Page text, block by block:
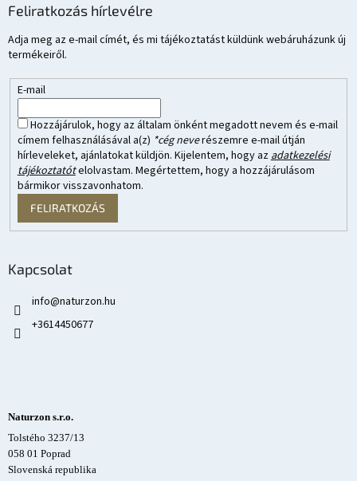
Feliratkozás hírlevélre
Adja meg az e-mail címét, és mi tájékoztatást küldünk webáruházunk új
termékeiről.
E-mail
Hozzájárulok, hogy az általam önként megadott nevem és e-mail
címem felhasználásával a(z) *cég neverészemre e-mail útján
hírleveleket, ajánlatokat küldjön. Kijelentem, hogy az adatkezelési
tájékoztatótelolvastam. Megértettem, hogy a hozzájárulásom
bármikor visszavonhatom.
FELIRATKOZÁS
Kapcsolat
info@naturzon.hu
+3614450677
Naturzon s.r.o.
Tolstého 3237/13
058 01 Poprad
Slovenská republika